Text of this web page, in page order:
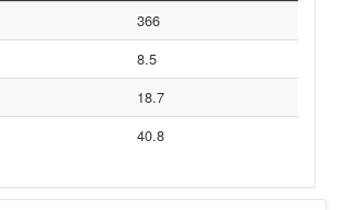
366
8.5
18.7
40.8